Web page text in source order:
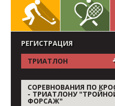
РЕГИСТРАЦИЯ
ТРИАТЛОН
СОРЕВНОВАНИЯ ПО
- ТРИАТЛОНУ
ФОРСАЖ"